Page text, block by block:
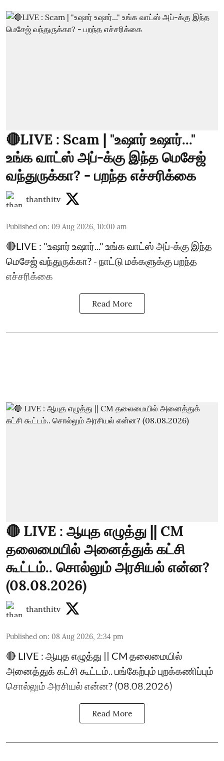
🔴LIVE : Scam | "உஷார் உஷார்..."
உங்க வாட்ஸ் அப்-க்கு இந்த மெசேஜ்
வந்துருக்கா? - பறந்த எச்சரிக்கை
thanthitv
Published on: 09 Aug 2026, 10:00 am
🔴LIVE : "உஷார் உஷார்..." உங்க வாட்ஸ் அப்-க்கு இந்த
மெசேஜ் வந்துருக்கா? - நாட்டு மக்களுக்கு பறந்த
எச்சரிக்கை
Read More
🔴 LIVE : ஆயுத எழுத்து || CM
தலைமையில் அனைத்துக் கட்சி
கூட்டம்.. சொல்லும் அரசியல் என்ன?
(08.08.2026)
thanthitv
Published on: 08 Aug 2026, 2:34 pm
🔴 LIVE : ஆயுத எழுத்து || CM தலைமையில்
அனைத்துக் கட்சி கூட்டம்.. பங்கேற்பும் புறக்கணிப்பும்
சொல்லும் அரசியல் என்ன? (08.08.2026)
Read More